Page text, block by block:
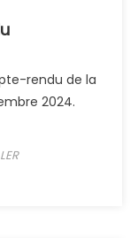
rendu de la
2024.